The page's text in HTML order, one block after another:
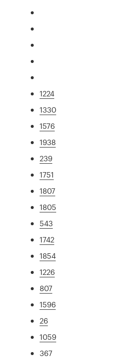
1224
1330
1576
1938
239
1751
1807
1805
543
1742
1854
1226
807
1596
26
1059
367